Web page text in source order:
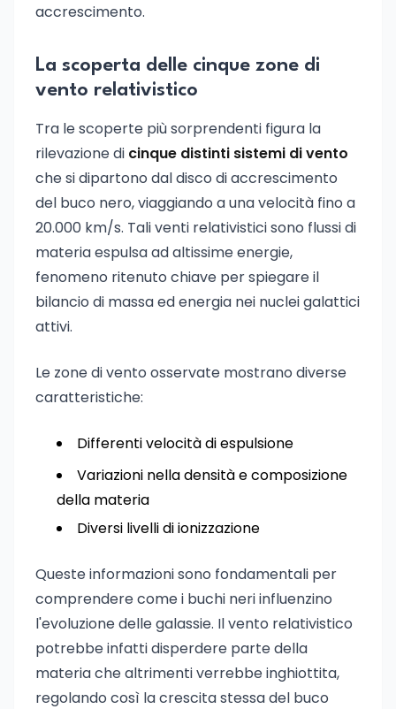
accrescimento.
La scoperta delle cinque zone di
vento relativistico
Tra le scoperte più sorprendenti figura la
rilevazione di cinque distinti sistemi di vento
che si dipartono dal disco di accrescimento
del buco nero, viaggiando a una velocità fino a
20.000 km/s. Tali venti relativistici sono flussi di
materia espulsa ad altissime energie,
fenomeno ritenuto chiave per spiegare il
bilancio di massa ed energia nei nuclei galattici
attivi.
Le zone di vento osservate mostrano diverse
caratteristiche:
Differenti velocità di espulsione
Variazioni nella densità e composizione
della materia
Diversi livelli di ionizzazione
Queste informazioni sono fondamentali per
comprendere come i buchi neri influenzino
l'evoluzione delle galassie. Il vento relativistico
potrebbe infatti disperdere parte della
materia che altrimenti verrebbe inghiottita,
regolando così la crescita stessa del buco